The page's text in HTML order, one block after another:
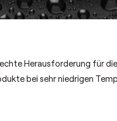
Herausforderung für
bei sehr niedrigen